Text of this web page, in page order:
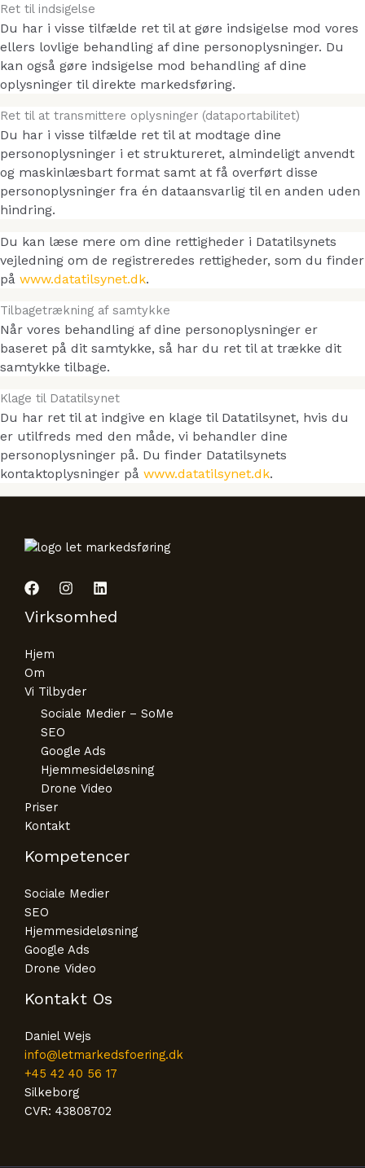
Ret til indsigelse
Du har i visse tilfælde ret til at gøre indsigelse mod vores
ellers lovlige behandling af dine personoplysninger. Du
kan også gøre indsigelse mod behandling af dine
oplysninger til direkte markedsføring.
Ret til at transmittere oplysninger (dataportabilitet)
Du har i visse tilfælde ret til at modtage dine
personoplysninger i et struktureret, almindeligt anvendt
og maskinlæsbart format samt at få overført disse
personoplysninger fra én dataansvarlig til en anden uden
hindring.
Du kan læse mere om dine rettigheder i Datatilsynets
vejledning om de registreredes rettigheder, som du finder
på www.datatilsynet.dk.
Tilbagetrækning af samtykke
Når vores behandling af dine personoplysninger er
baseret på dit samtykke, så har du ret til at trække dit
samtykke tilbage.
Klage til Datatilsynet
Du har ret til at indgive en klage til Datatilsynet, hvis du
er utilfreds med den måde, vi behandler dine
personoplysninger på. Du finder Datatilsynets
kontaktoplysninger på www.datatilsynet.dk.
Virksomhed
Hjem
Om
Vi Tilbyder
Sociale Medier – SoMe
SEO
Google Ads
Hjemmesideløsning
Drone Video
Priser
Kontakt
Kompetencer
Sociale Medier
SEO
Hjemmesideløsning
Google Ads
Drone Video
Kontakt Os
Daniel Wejs
info@letmarkedsfoering.dk
+45 42 40 56 17
Silkeborg
CVR: 43808702